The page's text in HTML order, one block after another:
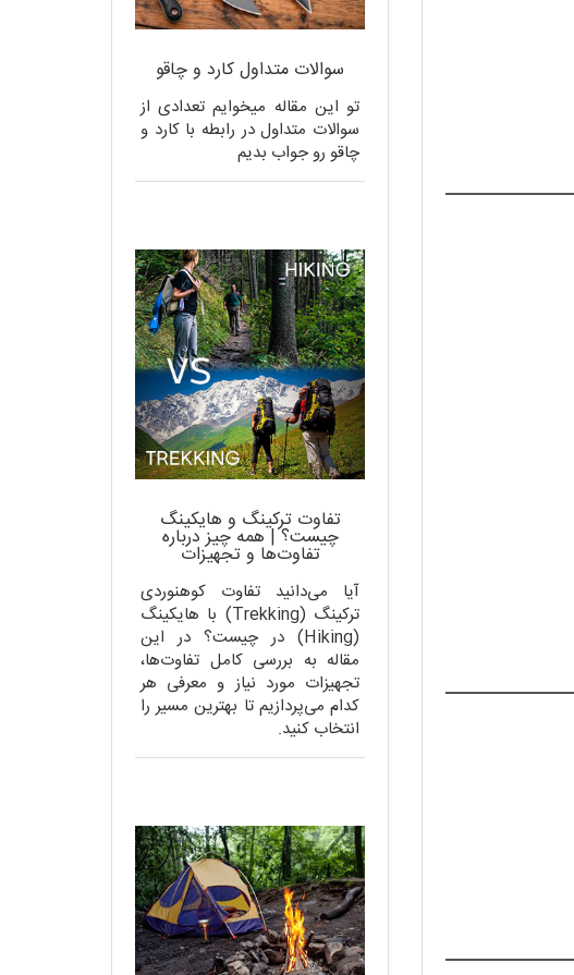
سوالات متداول کارد و چاقو
تو این مقاله میخوایم تعدادی از
سوالات متداول در رابطه با کارد و
چاقو رو جواب بدیم
تفاوت ترکینگ و هایکینگ
چیست؟ | همه چیز درباره
تفاوت‌ها و تجهیزات
آیا می‌دانید تفاوت کوهنوردی
ترکینگ (Trekking) با هایکینگ
(Hiking) در چیست؟ در این
مقاله به بررسی کامل تفاوت‌ها،
تجهیزات مورد نیاز و معرفی هر
کدام می‌پردازیم تا بهترین مسیر را
انتخاب کنید.